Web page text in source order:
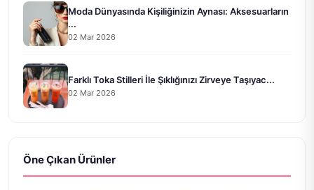
Moda Dünyasında Kişiliğinizin Aynası: Aksesuarların
...
02 Mar 2026
Farklı Toka Stilleri İle Şıklığınızı Zirveye Taşıyac...
02 Mar 2026
Öne Çıkan Ürünler